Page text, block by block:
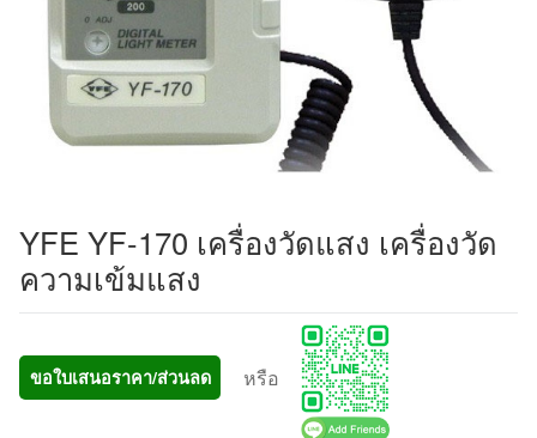
YFE YF-170 เครื่องวัดแสง เครื่องวัด
ความเข้มแสง
ขอใบเสนอราคา/ส่วนลด หรือ